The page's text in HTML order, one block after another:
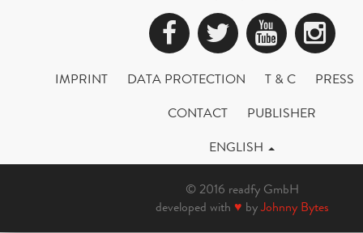
Facebook
Twitter
IMPRINT DATA PROTECTION T & C
PRESS
CONTACT
PUBLISHER
ENGLISH
© 2016 readfy GmbH
developed with ♥ byJohnny Bytes